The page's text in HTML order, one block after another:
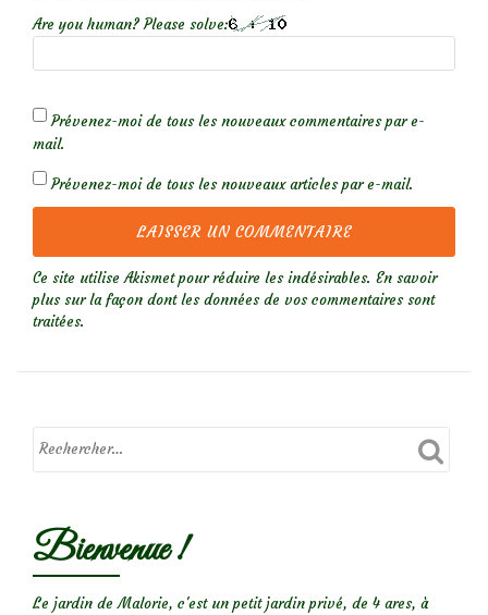
Are you human? Please solve:
Prévenez-moi de tous les nouveaux commentaires par e-
mail.
Prévenez-moi de tous les nouveaux articles par e-mail.
Ce site utilise Akismet pour réduire les indésirables. En savoir
plus sur la façon dont les données de vos commentaires sont
traitées.
Bienvenue !
Le jardin de Malorie, c'est un petit jardin privé, de 4 ares, à